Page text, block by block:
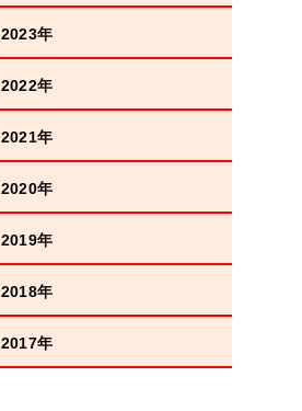
2023年
2022年
2021年
2020年
2019年
2018年
2017年